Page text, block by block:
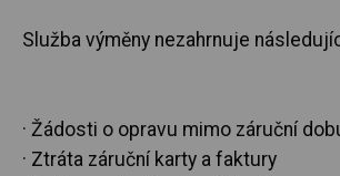
Služba výměny nezahrnuje
· Žádosti o opravu mimo záruční
· Ztráta záruční karty a faktury